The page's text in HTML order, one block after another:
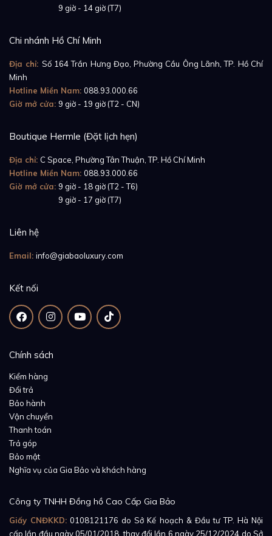
9 giờ - 14 giờ (T7)
Chi nhánh Hồ Chí Minh
Địa chỉ: Số 164 Trần Hưng Đạo, Phường Cầu Ông Lãnh, TP. Hồ Chí
Minh
Hotline Miền Nam: 088.93.000.66
Giờ mở cửa: 9 giờ - 19 giờ (T2 - CN)
Boutique Hermle (Đặt lịch hẹn)
Địa chỉ: C Space, Phường Tân Thuận, TP. Hồ Chí Minh
Hotline Miền Nam: 088.93.000.66
Giờ mở cửa: 9 giờ - 18 giờ (T2 - T6)
9 giờ - 17 giờ (T7)
Liên hệ
Email: info@giabaoluxury.com
Kết nối
Chính sách
Kiểm hàng
Đổi trả
Bảo hành
Vận chuyển
Thanh toán
Trả góp
Bảo mật
Nghĩa vụ của Gia Bảo và khách hàng
Công ty TNHH Đồng hồ Cao Cấp Gia Bảo
Giấy CNĐKKD: 0108121176 do Sở Kế hoạch & Đầu tư TP. Hà Nội
cấp lần đầu ngày 05/01/2018, thay đổi lần 6 ngày 25/12/2024 do Sở